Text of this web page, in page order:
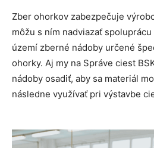
Zber ohorkov zabezpečuje
môžu s ním nadviazať
území zberné nádoby určené
ohorky. Aj my na Správe ciest
nádoby osadiť, aby sa materiál
následne využívať pri výstavbe